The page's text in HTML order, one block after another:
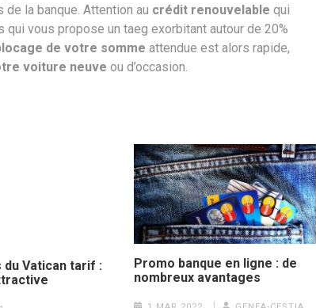
de la banque. Attention au crédit renouvelable qui
qui vous propose un taeg exorbitant autour de 20%
de votre somme attendue est alors rapide,
voiture neuve ou d’occasion.
du Vatican tarif :
Promo banque en ligne : de
nombreux avantages